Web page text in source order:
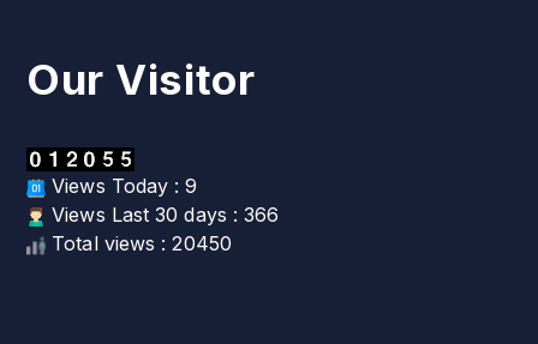
Our Visitor
Views Today : 9
Views Last 30 days : 366
Total views : 20450